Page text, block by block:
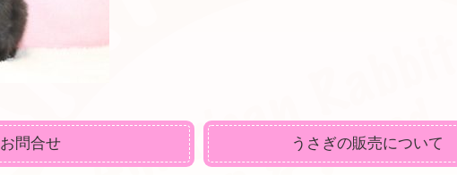
お問合せ うさぎの販売について